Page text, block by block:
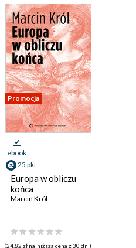
Promocja
ebook
25 pkt
Europa w obliczu
końca
Marcin Król
(24,82 zł najniższa cena z 30 dni)